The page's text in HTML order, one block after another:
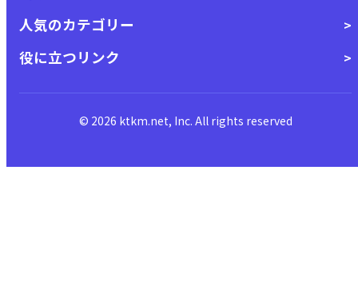
人気のカテゴリー
役に立つリンク
© 2026 ktkm.net, Inc. All rights reserved